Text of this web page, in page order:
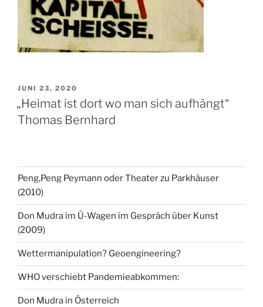
VERÖFFENTLICHT
AM
JUNI 23, 2020
„Heimat ist dort wo man sich aufhängt“
Thomas Bernhard
Peng,Peng Peymann oder Theater zu Parkhäuser
(2010)
Don Mudra im Ü-Wagen im Gespräch über Kunst
(2009)
Wettermanipulation? Geoengineering?
WHO verschiebt Pandemieabkommen:
Don Mudra in Österreich